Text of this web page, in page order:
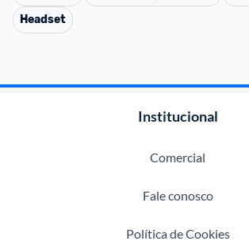
Headset
Institucional
Comercial
Fale conosco
Política de Cookies